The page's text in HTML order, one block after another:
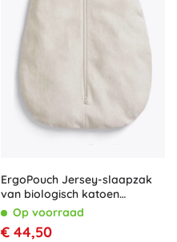
ErgoPouch Jersey-slaapzak
van biologisch katoen
Oatmeal Marle 0,2 TOG (8–24
maanden)
Op voorraad
€ 44,50